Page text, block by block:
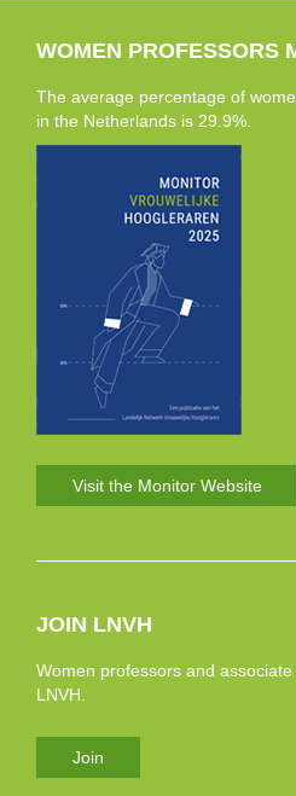
WOMEN PROFESSORS
The average percentage of
in the Netherlands is 29.9%.
Visit the Monitor Website
JOIN LNVH
Women professors and
LNVH.
Join